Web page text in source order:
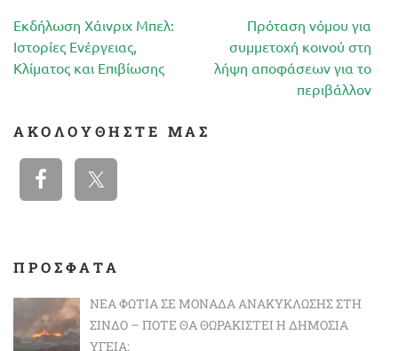
Πλοήγηση
άρθρων
Εκδήλωση Χάινριχ Μπελ:
Ιστορίες Ενέργειας,
Κλίματος και Επιβίωσης
Πρόταση νόμου για
συμμετοχή κοινού στη
λήψη αποφάσεων για το
περιβάλλον
ΑΚΟΛΟΥΘΉΣΤΕ ΜΑΣ
ΠΡΟΣΦΑΤΑ
ΝΈΑ ΦΩΤΙΆ ΣΕ ΜΟΝΆΔΑ ΑΝΑΚΎΚΛΩΣΗΣ ΣΤΗ
ΣΊΝΔΟ – ΠΌΤΕ ΘΑ ΘΩΡΑΚΙΣΤΕΊ Η ΔΗΜΌΣΙΑ
ΥΓΕΊΑ;